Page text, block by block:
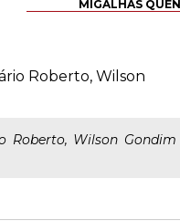
MIGALHAS
Roberto, Wilson
Roberto, Wilson Gondim